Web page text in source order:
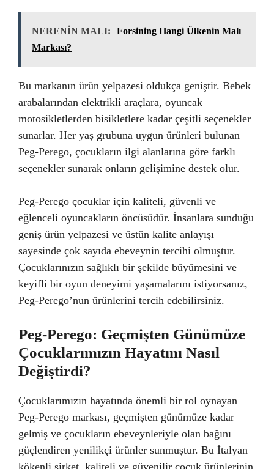
NERENİN MALI:
Forsining Hangi Ülkenin Malı
Markası?
Bu markanın ürün yelpazesi oldukça geniştir. Bebek
arabalarından elektrikli araçlara, oyuncak
motosikletlerden bisikletlere kadar çeşitli seçenekler
sunarlar. Her yaş grubuna uygun ürünleri bulunan
Peg-Perego, çocukların ilgi alanlarına göre farklı
seçenekler sunarak onların gelişimine destek olur.
Peg-Perego çocuklar için kaliteli, güvenli ve
eğlenceli oyuncakların öncüsüdür. İnsanlara sunduğu
geniş ürün yelpazesi ve üstün kalite anlayışı
sayesinde çok sayıda ebeveynin tercihi olmuştur.
Çocuklarınızın sağlıklı bir şekilde büyümesini ve
keyifli bir oyun deneyimi yaşamalarını istiyorsanız,
Peg-Perego’nun ürünlerini tercih edebilirsiniz.
Peg-Perego: Geçmişten Günümüze
Çocuklarımızın Hayatını Nasıl
Değiştirdi?
Çocuklarımızın hayatında önemli bir rol oynayan
Peg-Perego markası, geçmişten günümüze kadar
gelmiş ve çocukların ebeveynleriyle olan bağını
güçlendiren yenilikçi ürünler sunmuştur. Bu İtalyan
kökenli şirket, kaliteli ve güvenilir çocuk ürünlerinin